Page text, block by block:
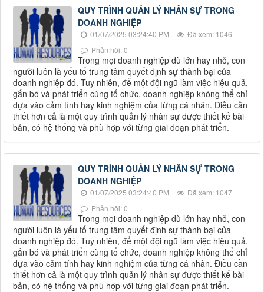
QUY TRÌNH QUẢN LÝ NHÂN SỰ TRONG
DOANH NGHIỆP
01/07/2025 03:24:40 PM
Đã xem: 1046
Phản hồi: 0
Trong mọi doanh nghiệp dù lớn hay nhỏ, con
người luôn là yếu tố trung tâm quyết định sự thành bại của
doanh nghiệp đó. Tuy nhiên, để một đội ngũ làm việc hiệu quả,
gắn bó và phát triển cùng tổ chức, doanh nghiệp không thể chỉ
dựa vào cảm tính hay kinh nghiệm của từng cá nhân. Điều cần
thiết hơn cả là một quy trình quản lý nhân sự được thiết kế bài
bản, có hệ thống và phù hợp với từng giai đoạn phát triển.
QUY TRÌNH QUẢN LÝ NHÂN SỰ TRONG
DOANH NGHIỆP
01/07/2025 03:24:40 PM
Đã xem: 1047
Phản hồi: 0
Trong mọi doanh nghiệp dù lớn hay nhỏ, con
người luôn là yếu tố trung tâm quyết định sự thành bại của
doanh nghiệp đó. Tuy nhiên, để một đội ngũ làm việc hiệu quả,
gắn bó và phát triển cùng tổ chức, doanh nghiệp không thể chỉ
dựa vào cảm tính hay kinh nghiệm của từng cá nhân. Điều cần
thiết hơn cả là một quy trình quản lý nhân sự được thiết kế bài
bản, có hệ thống và phù hợp với từng giai đoạn phát triển.